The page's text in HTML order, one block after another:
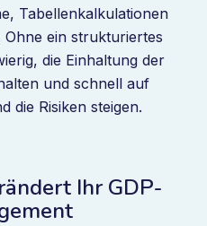
Tabellenkalkulationen
ein strukturiertes
die Einhaltung der
und schnell auf
die Risiken steigen.
Ihr GDP-